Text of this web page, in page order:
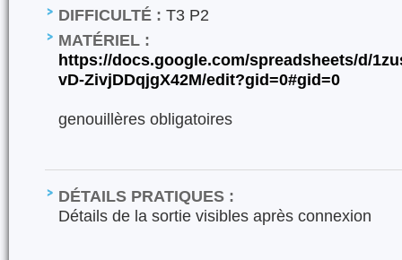
DIFFICULTÉ : T3 P2
MATÉRIEL :
https://docs.google.com/spreadsheets/d/
vD-ZivjDDqjgX42M/edit?gid=0#gid=0
genouillères obligatoires
DÉTAILS PRATIQUES :
Détails de la sortie visibles après connexion